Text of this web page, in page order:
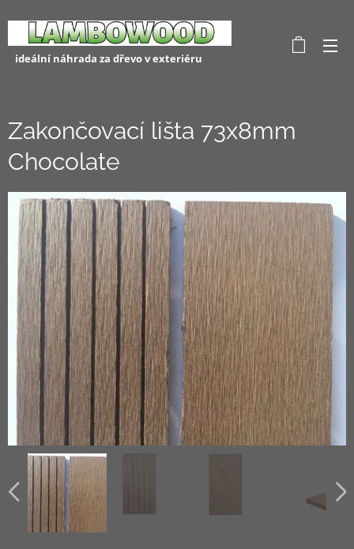
ideální náhrada za dřevo v exteriéru
Zakončovací lišta 73x8mm
Chocolate